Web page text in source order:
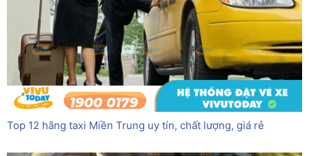
Top 12 hãng taxi Miền Trung uy tín, chất lượng, giá rẻ